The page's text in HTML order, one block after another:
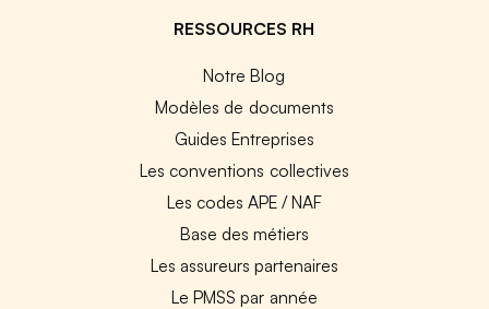
RESSOURCES RH
Notre Blog
Modèles de documents
Guides Entreprises
Les conventions collectives
Les codes APE / NAF
Base des métiers
Les assureurs partenaires
Le PMSS par année